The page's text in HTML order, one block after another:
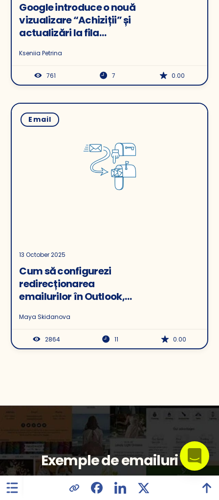
Google introduce o nouă
vizualizare “Achiziții” și
actualizări la fila
Kseniia Petrina
761 7 0.00
Email
13 October 2025
Cum să configurezi
redirecționarea
emailurilor în Outlook,
Maya Skidanova
2864 11 0.00
Exemple de emailuri
de emailuri pentru a vă inspira și stimula